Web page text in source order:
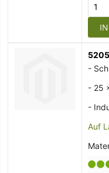
-
- 25
-
Auf